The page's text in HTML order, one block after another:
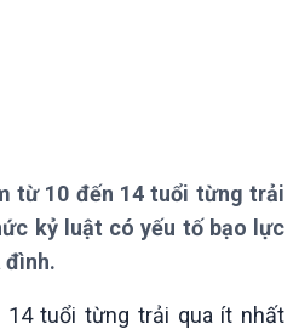
từ 10 đến 14 tuổi từng trải
kỷ luật có yếu tố bạo lực
14 tuổi từng trải qua ít nhất